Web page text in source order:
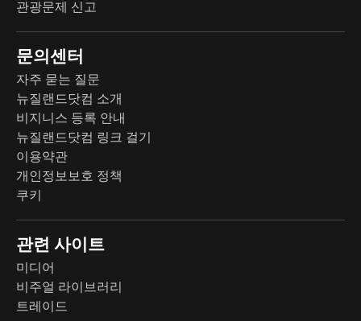
관광문제 신고
문의센터
자주 묻는 질문
뉴질랜드닷컴 소개
비지니스 등록 안내
뉴질랜드닷컴 링크 걸기
이용약관
개인정보보호 정책
쿠키
관련 사이트
미디어
비주얼 라이브러리
트레이드